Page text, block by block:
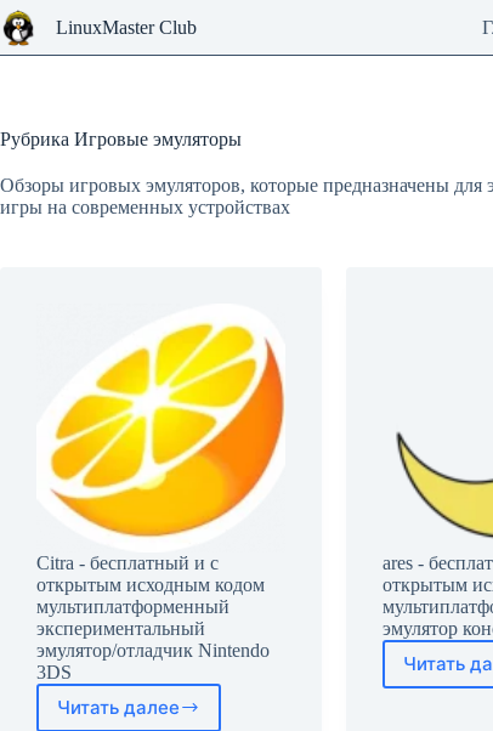
Перейти
к
сути
LinuxMaster Club
Рубрика Игровые эмуляторы
Обзоры игровых эмуляторов, которые предназначены
игры на современных устройствах
Citra - бесплатный и с
открытым исходным кодом
мультиплатформенный
экспериментальный
эмулятор/отладчик Nintendo
3DS
Читать далее
Citra
ares -
открытым
эмулятор
Читать